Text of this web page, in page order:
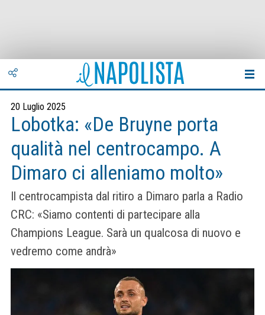
20 Luglio 2025
Lobotka: «De Bruyne porta
qualità nel centrocampo. A
Dimaro ci alleniamo molto»
Il centrocampista dal ritiro a Dimaro parla a Radio
CRC: «Siamo contenti di partecipare alla
Champions League. Sarà un qualcosa di nuovo e
vedremo come andrà»